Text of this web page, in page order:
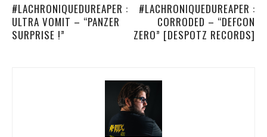
#LACHRONIQUEDUREAPER :
ULTRA VOMIT – “PANZER
SURPRISE !”
#LACHRONIQUEDUREAPER :
CORRODED – “DEFCON
ZERO” [DESPOTZ RECORDS]